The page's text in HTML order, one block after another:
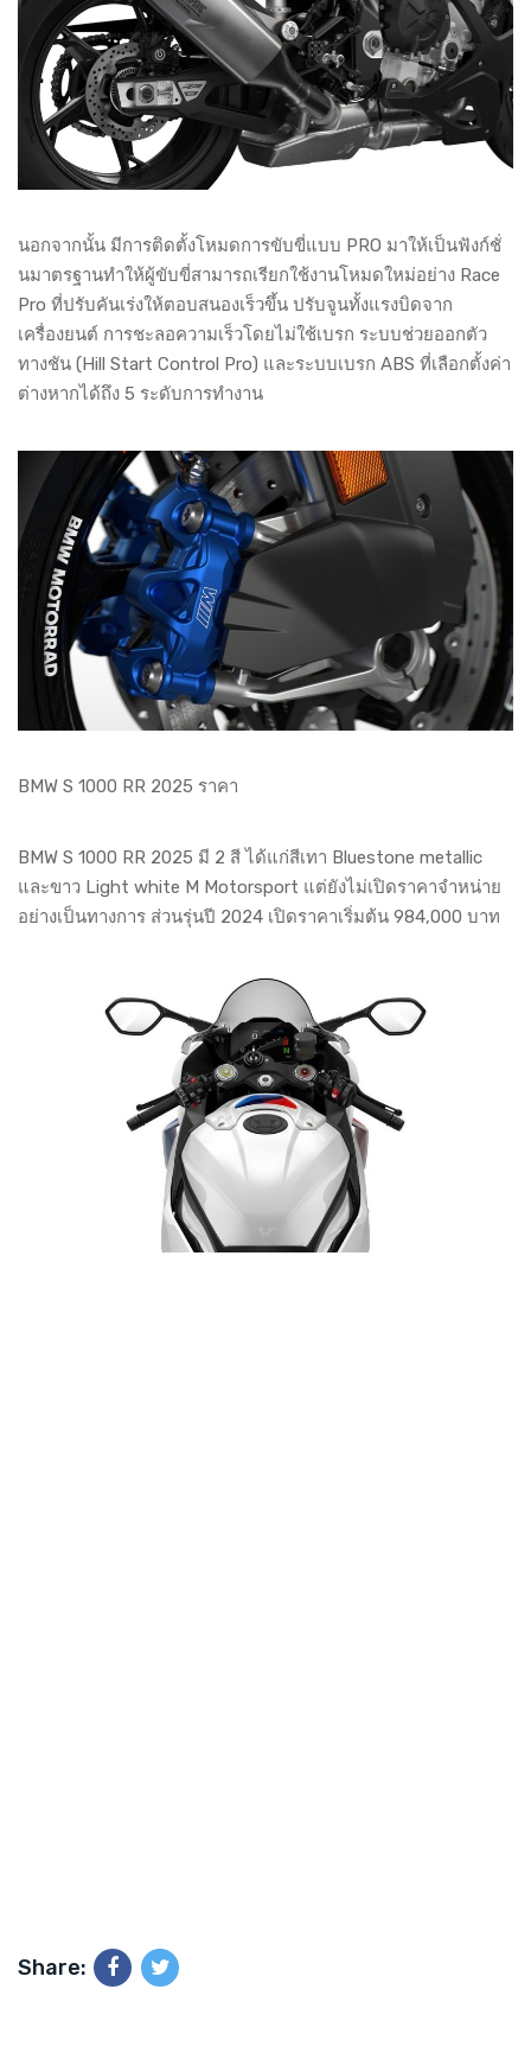
นอกจากนั้น มีการติดตั้งโหมดการขับขี่แบบ PRO มาให้เป็นฟังก์ชั่
นมาตรฐานทำให้ผู้ขับขี่สามารถเรียกใช้งานโหมดใหม่อย่าง Race
Pro ที่ปรับคันเร่งให้ตอบสนองเร็วขึ้น ปรับจูนทั้งแรงบิดจาก
เครื่องยนต์ การชะลอความเร็วโดยไม่ใช้เบรก ระบบช่วยออกตัว
ทางชัน (Hill Start Control Pro) และระบบเบรก ABS ที่เลือกตั้งค่า
ต่างหากได้ถึง 5 ระดับการทำงาน
BMW S 1000 RR 2025 ราคา
BMW S 1000 RR 2025 มี 2 สี ได้แก่สีเทา Bluestone metallic
และขาว Light white M Motorsport แต่ยังไม่เปิดราคาจำหน่าย
อย่างเป็นทางการ ส่วนรุ่นปี 2024 เปิดราคาเริ่มต้น 984,000 บาท
Share: